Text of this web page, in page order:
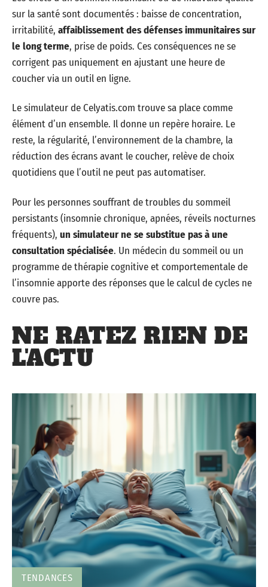
sur la santé sont documentés : baisse de concentration,
irritabilité, affaiblissement des défenses immunitaires sur
le long terme, prise de poids. Ces conséquences ne se
corrigent pas uniquement en ajustant une heure de
coucher via un outil en ligne.
Le simulateur de Celyatis.com trouve sa place comme
élément d’un ensemble. Il donne un repère horaire. Le
reste, la régularité, l’environnement de la chambre, la
réduction des écrans avant le coucher, relève de choix
quotidiens que l’outil ne peut pas automatiser.
Pour les personnes souffrant de troubles du sommeil
persistants (insomnie chronique, apnées, réveils nocturnes
fréquents), un simulateur ne se substitue pas à une
consultation spécialisée. Un médecin du sommeil ou un
programme de thérapie cognitive et comportementale de
l’insomnie apporte des réponses que le calcul de cycles ne
couvre pas.
NE RATEZ RIEN DE
L'ACTU
TENDANCES